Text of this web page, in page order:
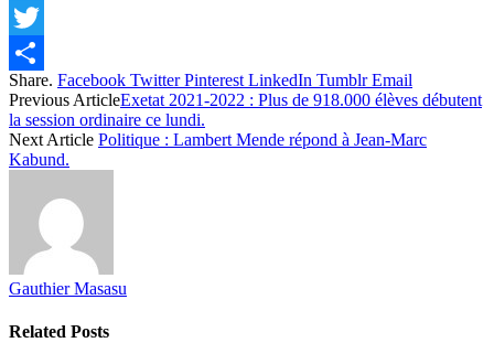
Facebook
Twitter
Share
Share. Facebook Twitter Pinterest LinkedIn Tumblr Email
Previous ArticleExetat 2021-2022 : Plus de 918.000 élèves débutent
la session ordinaire ce lundi.
Next Article Politique : Lambert Mende répond à Jean-Marc
Kabund.
Gauthier Masasu
Related Posts